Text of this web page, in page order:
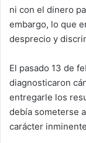
ni con el dinero
embargo, lo que
desprecio y
El pasado 13 de
diagnosticaron
entregarle los
debía someterse
carácter